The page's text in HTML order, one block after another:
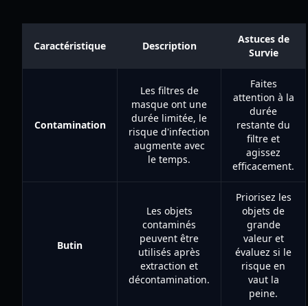
Caractéristique Description
Astuces de
Survie
Contamination
Les filtres de
masque ont une
durée limitée, le
risque d'infection
augmente avec
le temps.
Faites
attention à la
durée
restante du
filtre et
agissez
efficacement.
Butin
Les objets
contaminés
peuvent être
utilisés après
extraction et
décontamination.
Priorisez les
objets de
grande
valeur et
évaluez si le
risque en
vaut la
peine.